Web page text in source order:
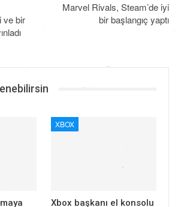
ve bir
Marvel Rivals, Steam’de iyi
bir başlangıç yaptı
XBOX
Xbox başkanı el konsolu